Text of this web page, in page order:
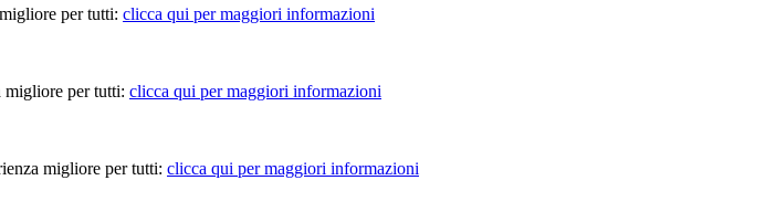
per tutti: clicca qui per maggiori informazioni
migliore per tutti: clicca qui per maggiori informazioni
migliore per tutti: clicca qui per maggiori informazioni